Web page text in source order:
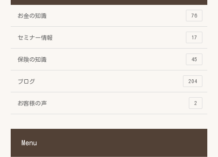
お金の知識 76
セミナー情報 17
保険の知識 45
ブログ 204
お客様の声 2
Menu